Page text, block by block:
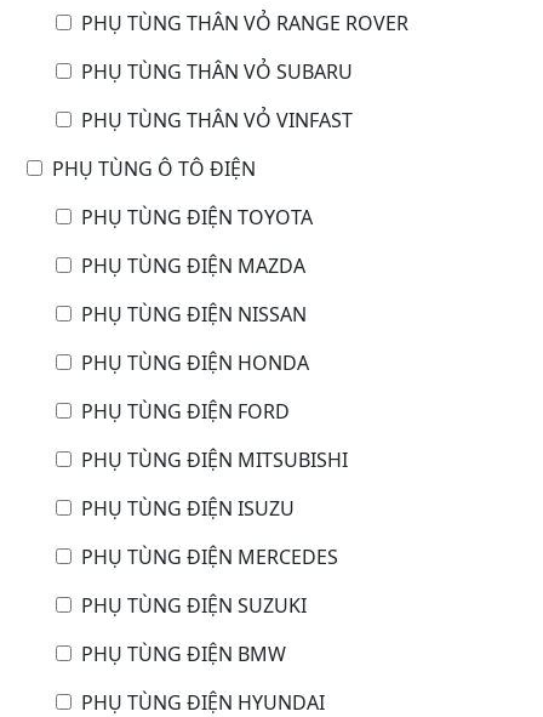
PHỤ TÙNG THÂN VỎ RANGE ROVER
PHỤ TÙNG THÂN VỎ SUBARU
PHỤ TÙNG THÂN VỎ VINFAST
PHỤ TÙNG Ô TÔ ĐIỆN
PHỤ TÙNG ĐIỆN TOYOTA
PHỤ TÙNG ĐIỆN MAZDA
PHỤ TÙNG ĐIỆN NISSAN
PHỤ TÙNG ĐIỆN HONDA
PHỤ TÙNG ĐIỆN FORD
PHỤ TÙNG ĐIỆN MITSUBISHI
PHỤ TÙNG ĐIỆN ISUZU
PHỤ TÙNG ĐIỆN MERCEDES
PHỤ TÙNG ĐIỆN SUZUKI
PHỤ TÙNG ĐIỆN BMW
PHỤ TÙNG ĐIỆN HYUNDAI